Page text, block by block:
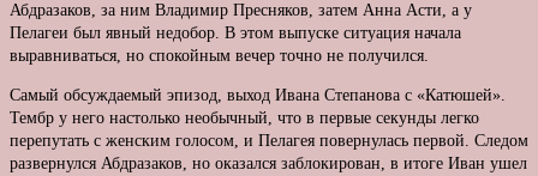
Абдразаков, за ним Владимир Пресняков, затем Анна Асти, а у
Пелагеи был явный недобор. В этом выпуске ситуация начала
выравниваться, но спокойным вечер точно не получился.
Самый обсуждаемый эпизод, выход Ивана Степанова с «Катюшей».
Тембр у него настолько необычный, что в первые секунды легко
перепутать с женским голосом, и Пелагея повернулась первой. Следом
развернулся Абдразаков, но оказался заблокирован, в итоге Иван ушел